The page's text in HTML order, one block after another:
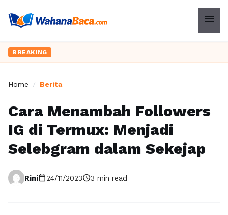
menu
BREAKING
Home / Berita
Cara Menambah Followers
IG di Termux: Menjadi
Selebgram dalam Sekejap
Rinicalendar_today24/11/2023schedule3 min read